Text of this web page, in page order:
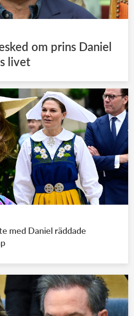
om prins Daniel
livet
med Daniel räddade